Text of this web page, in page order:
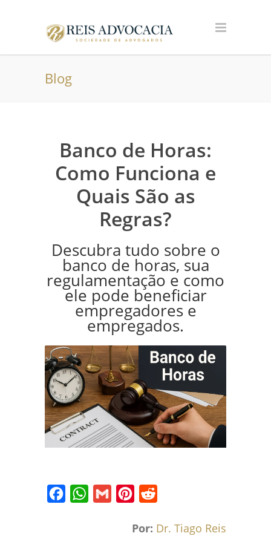
Blog
Banco de Horas:
Como Funciona e
Quais São as
Regras?
Descubra tudo sobre o
banco de horas, sua
regulamentação e como
ele pode beneficiar
empregadores e
empregados.
FacebookWhatsApp
Gmail Pinterest
Por: Dr. Tiago Reis